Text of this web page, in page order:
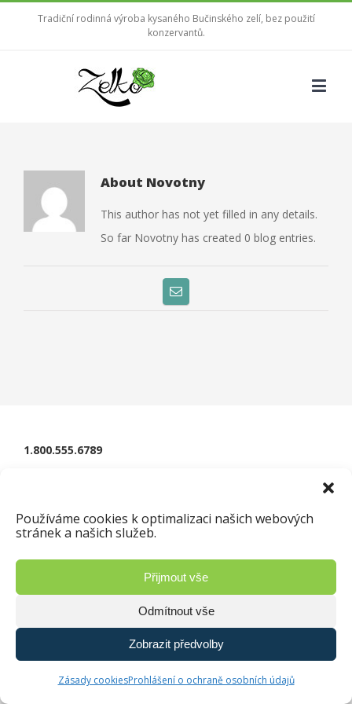
Používáme cookies k optimalizaci našich webových
stránek a našich služeb.
Přijmout vše
Odmítnout vše
Zobrazit předvolby
Zásady cookiesProhlášení o ochraně osobních údajů
Tradiční rodinná výroba kysaného Bučinského zelí, bez použití
konzervantů.
About Novotny
This author has not yet filled in any details.
So far Novotny has created 0 blog entries.
1.800.555.6789
Copyright © 2018 Zelko Bučina